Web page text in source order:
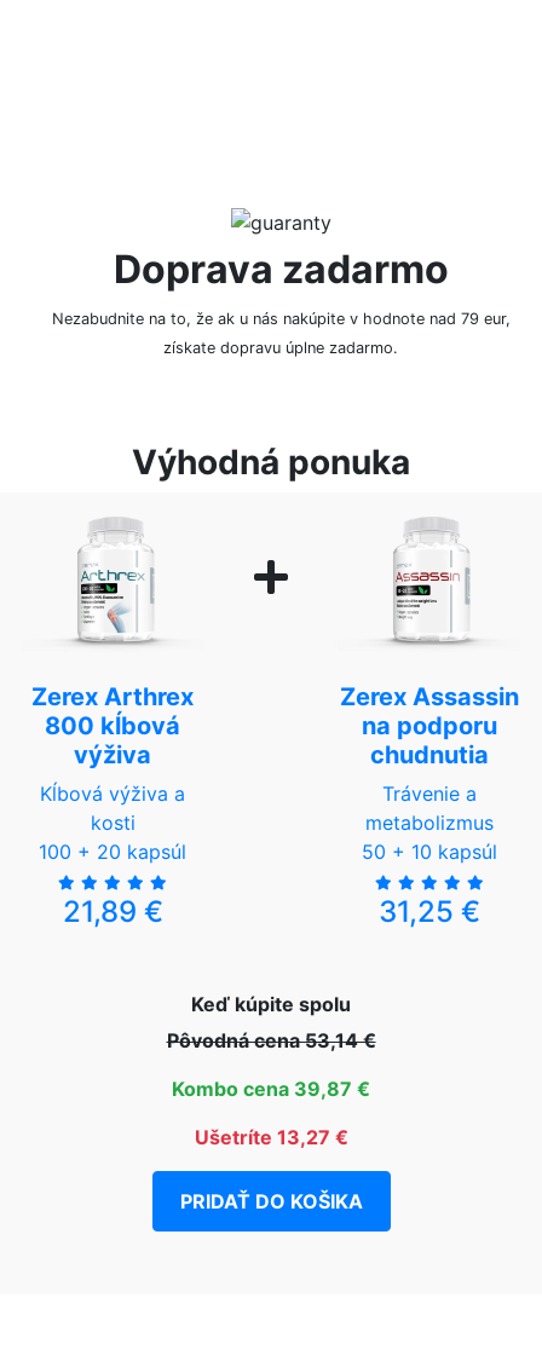
Doprava zadarmo
Nezabudnite na to, že ak u nás nakúpite v hodnote nad 79 eur,
získate dopravu úplne zadarmo.
Výhodná ponuka
Zerex Arthrex
800 kĺbová
výživa
Kĺbová výživa a
kosti
100 + 20 kapsúl
21,89 €
Zerex Assassin
na podporu
chudnutia
Trávenie a
metabolizmus
50 + 10 kapsúl
31,25 €
Keď kúpite spolu
Pôvodná cena 53,14 €
Kombo cena 39,87 €
Ušetríte 13,27 €
PRIDAŤ DO KOŠIKA